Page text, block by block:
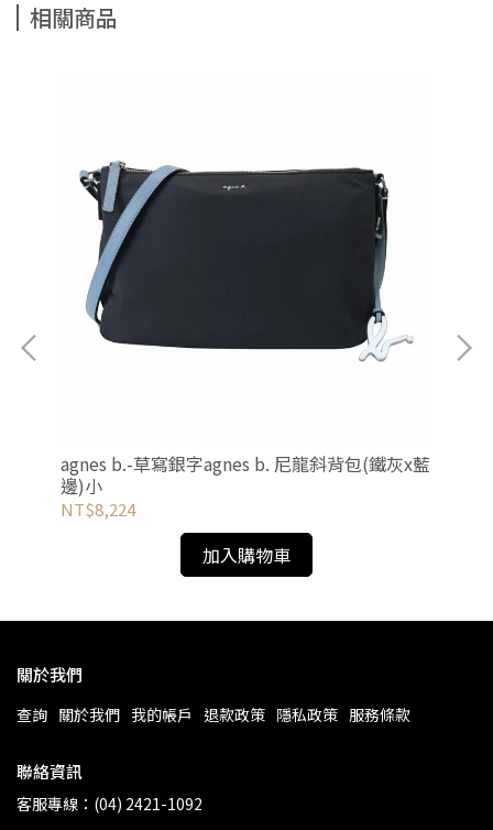
相關商品
agnes b.-草寫銀字agnes b. 尼龍斜背包(鐵灰x藍
邊)小
NT$8,224
加入購物車
關於我們
查詢 關於我們 我的帳戶 退款政策 隱私政策 服務條款
聯絡資訊
客服專線：(04) 2421-1092